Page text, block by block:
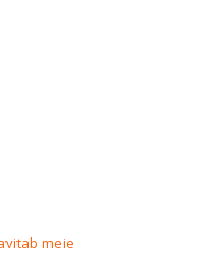
meie